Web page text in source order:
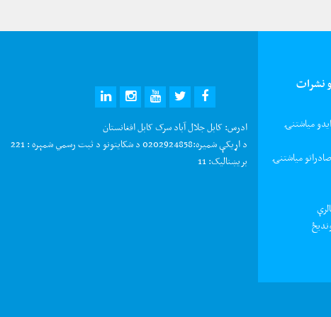
نشرات
میاشتنۍ
میاشتنۍ
FACEBOOK
TWITTER
YOUTUBE
INSTAGRAM
LINKEDIN
ادرس:کابل جلال آباد سرک کابل افغانستان
د اړیکې شمیره:0202924858 د شکایتونو د ثبت رسمي شمېره : 221
بریښنالیک: